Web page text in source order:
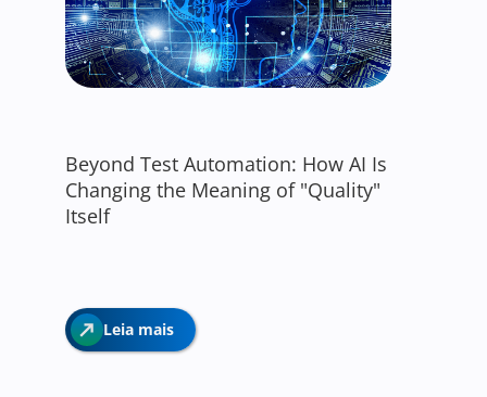
Beyond Test Automation: How AI Is
Changing the Meaning of "Quality"
Itself
Leia mais